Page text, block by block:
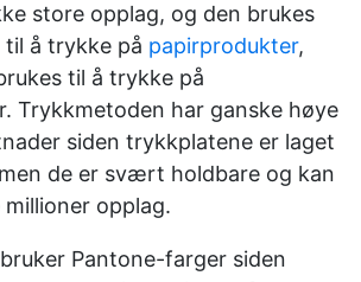
store opplag, og den brukes
å trykke på papirprodukter,
til å trykke på
Trykkmetoden har ganske høye
siden trykkplatene er laget
de er svært holdbare og kan
opplag.
Pantone-farger siden